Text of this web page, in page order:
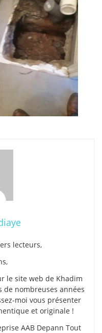
lecteurs,
le site web de Khadim
de nombreuses années
moi vous présenter
et originale !
AAB Depann Tout